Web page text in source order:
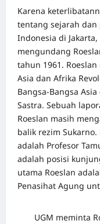
Karena
tentang sejarah dan
Indonesia di
mengundang
tahun 1961.
Asia dan Afrika
Bangsa-Bangsa
Sastra. Sebuah
Roeslan masih
balik rezim
adalah Profesor
adalah posisi
utama Roeslan
Penasihat Agung
UGM meminta